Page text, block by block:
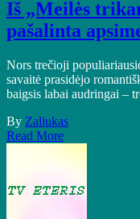
Iš „Meilės
pašalinta
Nors trečioji
savaitė prasidėjo
baigsis labai audringai –
By Zaliukas
Read More